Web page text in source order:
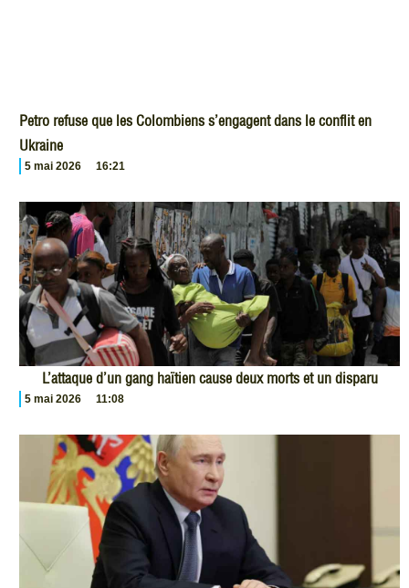
Petro refuse que les Colombiens s’engagent dans le conflit en
Ukraine
5 mai 2026 16:21
L’attaque d’un gang haïtien cause deux morts et un disparu
5 mai 2026 11:08